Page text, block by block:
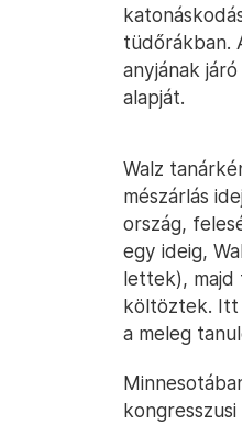
tüdőrákban.
anyjának
alapját.
Walz
mészárlás
ország,
egy ideig,
lettek), majd
költöztek. Itt
a meleg